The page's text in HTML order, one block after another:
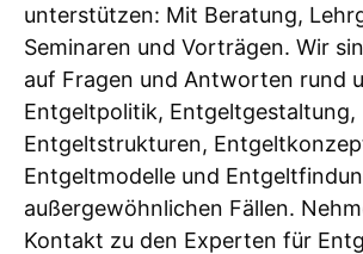
unterstützen: Mit Beratung,
Seminaren und Vorträgen. Wir
auf Fragen und Antworten rund
Entgeltpolitik, Entgeltgestaltung,
Entgeltstrukturen,
Entgeltmodelle und
außergewöhnlichen Fällen.
Kontakt zu den Experten für